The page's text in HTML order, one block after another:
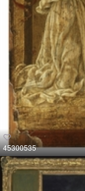
45300535